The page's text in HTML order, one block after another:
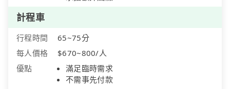
計程車
行程時間
65~75分
每人價格
$670~800/人
優點
滿足臨時需求
不需事先付款